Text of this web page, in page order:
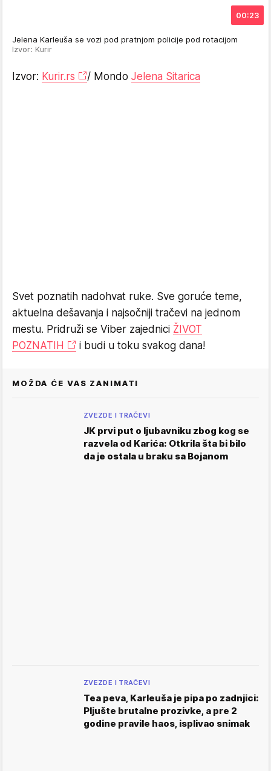
00:23
Jelena Karleuša se vozi pod pratnjom policije pod rotacijom
Izvor: Kurir
Izvor: Kurir.rs / Mondo Jelena Sitarica
Svet poznatih nadohvat ruke. Sve goruće teme,
aktuelna dešavanja i najsočniji tračevi na jednom
mestu. Pridruži se Viber zajednici ŽIVOT
POZNATIH
i budi u toku svakog dana!
MOŽDA ĆE VAS ZANIMATI
ZVEZDE I TRAČEVI
JK prvi put o ljubavniku zbog kog se
razvela od Karića: Otkrila šta bi bilo
da je ostala u braku sa Bojanom
ZVEZDE I TRAČEVI
Tea peva, Karleuša je pipa po zadnjici:
Pljušte brutalne prozivke, a pre 2
godine pravile haos, isplivao snimak